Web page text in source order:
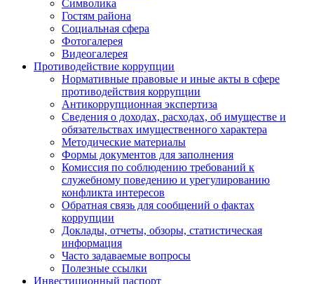
Символика
Гостям района
Социальная сфера
Фотогалерея
Видеогалерея
Противодействие коррупции
Нормативные правовые и иные акты в сфере
противодействия коррупции
Антикоррупционная экспертиза
Сведения о доходах, расходах, об имуществе и
обязательствах имущественного характера
Методические материалы
Формы документов для заполнения
Комиссия по соблюдению требований к
служебному поведению и урегулированию
конфликта интересов
Обратная связь для сообщений о фактах
коррупции
Доклады, отчеты, обзоры, статистическая
информация
Часто задаваемые вопросы
Полезные ссылки
Инвестиционный паспорт